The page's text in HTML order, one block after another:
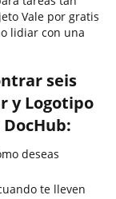
Vale por gratis
lidiar con una
seis
y Logotipo
deseas
te lleven